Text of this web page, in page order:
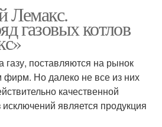
Лемакс.
газовых котлов
поставляются на рынок
Но далеко не все из них
качественной
является продукция